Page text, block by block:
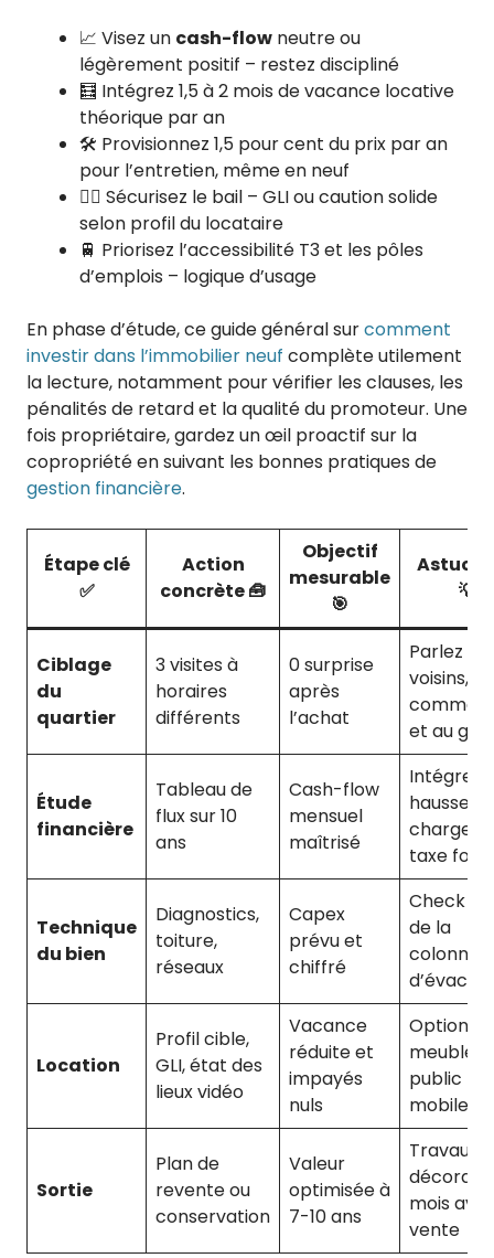
📈 Visez un cash-flow neutre ou
légèrement positif – restez discipliné
🧮 Intégrez 1,5 à 2 mois de vacance locative
théorique par an
🛠️ Provisionnez 1,5 pour cent du prix par an
pour l’entretien, même en neuf
🧑‍⚖️ Sécurisez le bail – GLI ou caution solide
selon profil du locataire
🚆 Priorisez l’accessibilité T3 et les pôles
d’emplois – logique d’usage
En phase d’étude, ce guide général surcomment
investir dans l’immobilier neuf complète utilement
la lecture, notamment pour vérifier les clauses, les
pénalités de retard et la qualité du promoteur. Une
fois propriétaire, gardez un œil proactif sur la
copropriété en suivant les bonnes pratiques de
gestion financière.
Étape clé
✅
Action
concrète 🧰
Objectif
mesurable
🎯
Astuce
💡
Ciblage
du
quartier
3 visites à
horaires
différents
0 surprise
après
l’achat
Parlez à 3
voisins, au
et au
Étude
financière
Tableau de
flux sur 10
ans
Cash-flow
mensuel
maîtrisé
Intégrez
hausse
charges
taxe
Technique
du bien
Diagnostics,
toiture,
réseaux
Capex
prévu et
chiffré
Check
de la
colonne
Location
Profil cible,
GLI, état des
lieux vidéo
Vacance
réduite et
impayés
nuls
Option
meublé si
public
mobile
Sortie
Plan de
revente ou
conservation
Valeur
optimisée à
7-10 ans
Travaux
mois
vente